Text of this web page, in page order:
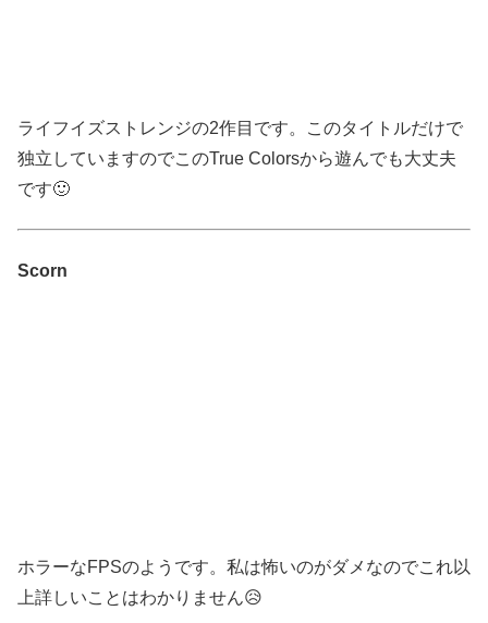
ライフイズストレンジの2作目です。このタイトルだけで
独立していますのでこのTrue Colorsから遊んでも大丈夫
です🙂
Scorn
ホラーなFPSのようです。私は怖いのがダメなのでこれ以
上詳しいことはわかりません😥